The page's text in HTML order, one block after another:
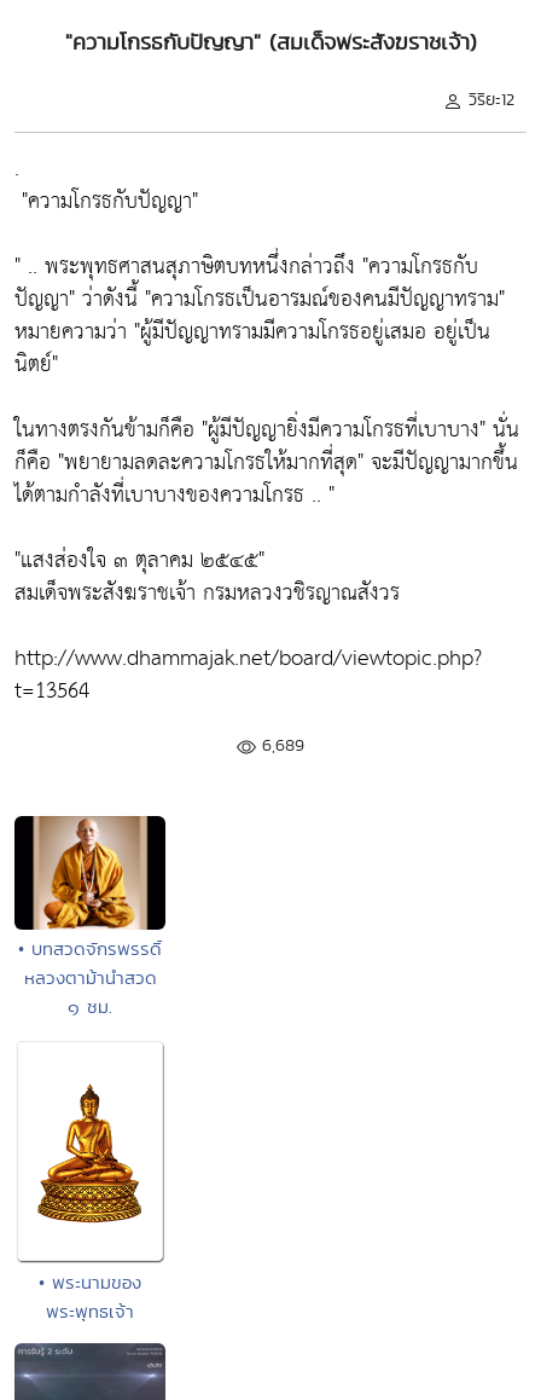
"ความโกรธกับปัญญา" (สมเด็จพระสังฆราชเจ้า)
วิริยะ12
.
"ความโกรธกับปัญญา"
" .. พระพุทธศาสนสุภาษิตบทหนึ่งกล่าวถึง "ความโกรธกับ
ปัญญา"ว่าดังนี้ "ความโกรธเป็นอารมณ์ของคนมีปัญญาทราม"
หมายความว่า "ผู้มีปัญญาทรามมีความโกรธอยู่เสมอ อยู่เป็น
นิตย์"
ในทางตรงกันข้ามก็คือ "ผู้มีปัญญายิ่งมีความโกรธที่เบาบาง"นั่น
ก็คือ "พยายามลดละความโกรธให้มากที่สุด"จะมีปัญญามากขึ้น
ได้ตามกำลังที่เบาบางของความโกรธ .. "
"แสงส่องใจ ๓ ตุลาคม ๒๕๔๕"
สมเด็จพระสังฆราชเจ้า กรมหลวงวชิรญาณสังวร
http://www.dhammajak.net/board/viewtopic.php?
t=13564
6,689
• บทสวดจักรพรรดิ์
หลวงตาม้านำสวด
๑ ชม.
• พระนามของ
พระพุทธเจ้า